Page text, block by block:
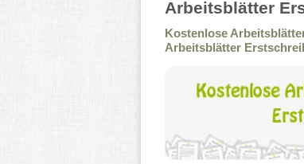
Arbeitsblätter
Kostenlose
Arbeitsblätter